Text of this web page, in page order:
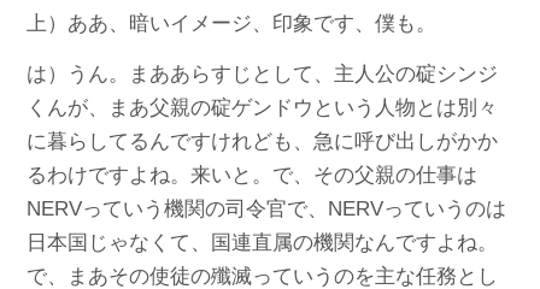
上）ああ、暗いイメージ、印象です、僕も。
は）うん。まああらすじとして、主人公の碇シンジ
くんが、まあ父親の碇ゲンドウという人物とは別々
に暮らしてるんですけれども、急に呼び出しがかか
るわけですよね。来いと。で、その父親の仕事は
NERVっていう機関の司令官で、NERVっていうのは
日本国じゃなくて、国連直属の機関なんですよね。
で、まあその使徒の殲滅っていうのを主な任務とし